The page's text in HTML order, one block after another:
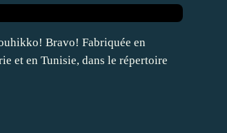
Bravo! Fabriquée en
et en Tunisie, dans le répertoire